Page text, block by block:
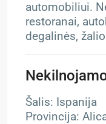
automobiliui.
restoranai,
degalinės,
Šalis: Ispanija
Provincija: